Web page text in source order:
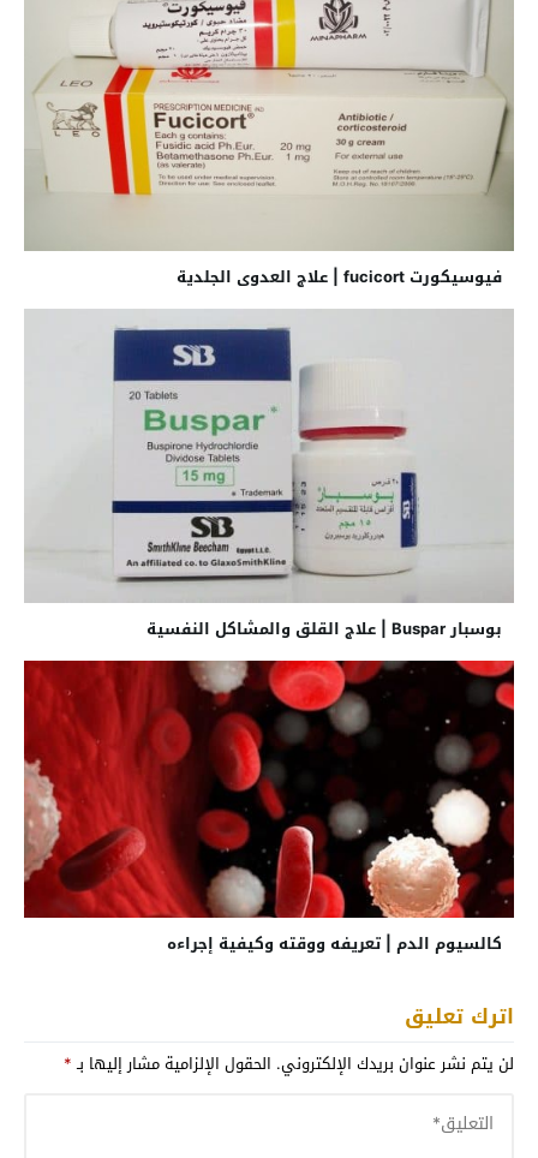
فيوسيكورت fucicort | علاج العدوى الجلدية
بوسبار Buspar | علاج القلق والمشاكل النفسية
كالسيوم الدم | تعريفه ووقته وكيفية إجراءه
اترك تعليق
لن يتم نشر عنوان بريدك الإلكتروني. الحقول الإلزامية مشار إليها بـ*